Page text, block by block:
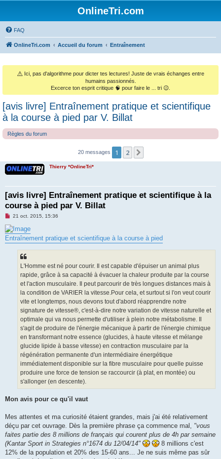
OnlineTri.com
FAQ
OnlineTri.com Accueil du forum Entraînement
⚠️ Ici, pas d'algorithme pour dicter tes lectures! Juste de vrais échanges entre
humains passionnés.
Excerce ton esprit critique 🧠 pour faire le ... tri 😉.
[avis livre] Entraînement pratique et scientifique
à la course à pied par V. Billat
Règles du forum
20 messages 1 2
Thierry *OnlineTri*
[avis livre] Entraînement pratique et scientifique à la
course à pied par V. Billat
M
s
s
a
g
21 oct. 2015, 15:36
Entraînement pratique et scientifique à la course à pied
L'Homme est né pour courir. Il est capable d'épuiser un animal plus
rapide, grâce à sa capacité à évacuer la chaleur produite par la course
et l'action musculaire. Il peut parcourir de très longues distances mais à
la condition de VARIER la vitesse.Pour cela, et surtout si l'on veut courir
vite et longtemps, nous devons tout d'abord réapprendre notre
signature de vitesse®, c'est-à-dire notre variation de vitesse naturelle et
optimale qui va nous permette d'utiliser à plein notre métabolisme. Il
s'agit de produire de l'énergie mécanique à partir de l'énergie chimique
en transformant notre essence (glucides, à haute vitesse et mélange
glucide lipide à basse vitesse) en contraction musculaire par la
régénération permanente d'un intermédiaire énergétique
immédiatement disponible sur la fibre musculaire pour quelle puisse
produire une force de tension se raccourcir (à plat, en montée) ou
s'allonger (en descente).
Mon avis pour ce qu'il vaut
Mes attentes et ma curiosité étaient grandes, mais j'ai été relativement
déçu par cet ouvrage. Dès la première phrase ça commence mal, "vous
faites partie des 8 millions de français qui courent plus de 4h par semaine
(Kantar Sport in Strategies n°1674 du 12/04/14"
8 millions c'est
12% de la population et 20% des 15-60 ans... Je ne suis même pas sûr